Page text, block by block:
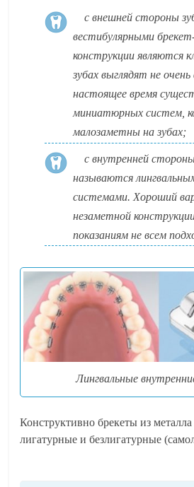
с внешней стороны
вестибулярными
конструкции являются
зубах выглядят не
настоящее время
миниатюрных систем,
малозаметны на зубах;
с внутренней
называются
системами. Хороший
незаметной
показаниям не всем
Лингвальные
Конструктивно брекеты из металла
лигатурные и безлигатурные